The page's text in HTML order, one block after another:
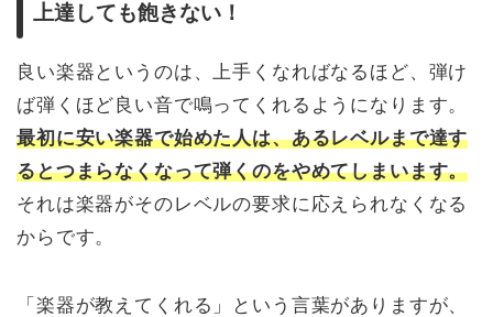
上達しても飽きない！
良い楽器というのは、上手くなればなるほど、弾け
ば弾くほど良い音で鳴ってくれるようになります。
最初に安い楽器で始めた人は、あるレベルまで達す
るとつまらなくなって弾くのをやめてしまいます。
それは楽器がそのレベルの要求に応えられなくなる
からです。
「楽器が教えてくれる」という言葉がありますが、